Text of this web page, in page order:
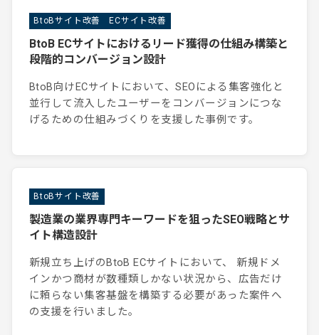
BtoBサイト改善 ECサイト改善
BtoB ECサイトにおけるリード獲得の仕組み構築と
段階的コンバージョン設計
BtoB向けECサイトにおいて、SEOによる集客強化と
並行して流入したユーザーをコンバージョンにつな
げるための仕組みづくりを支援した事例です。
BtoBサイト改善
製造業の業界専門キーワードを狙ったSEO戦略とサ
イト構造設計
新規立ち上げのBtoB ECサイトにおいて、 新規ドメ
インかつ商材が数種類しかない状況から、広告だけ
に頼らない集客基盤を構築する必要があった案件へ
の支援を行いました。